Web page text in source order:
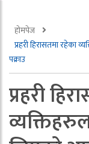
होमपेज
प्रहरी हिरासतमा रहेका
पक्राउ
प्रहरी